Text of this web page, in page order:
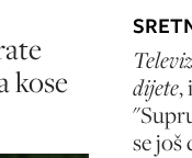
kose
dijete,
se